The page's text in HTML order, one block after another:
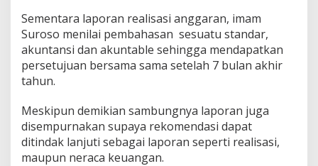
0
2
1
Sementara laporan realisasi anggaran, imam
Suroso menilai pembahasan sesuatu standar,
akuntansi dan akuntable sehingga mendapatkan
persetujuan bersama sama setelah 7 bulan akhir
tahun.
Meskipun demikian sambungnya laporan juga
disempurnakan supaya rekomendasi dapat
ditindak lanjuti sebagai laporan seperti realisasi,
maupun neraca keuangan.